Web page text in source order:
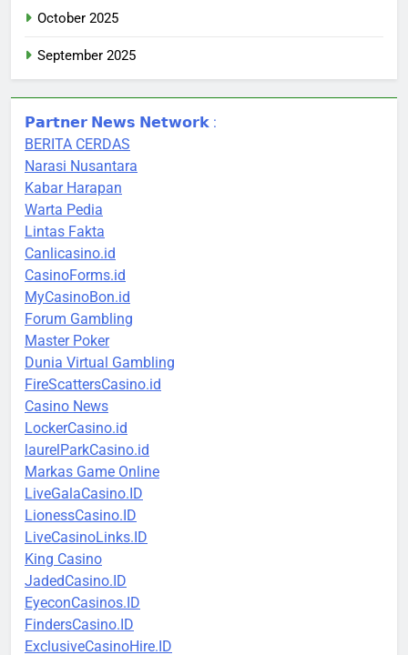
October 2025
September 2025
𝗣𝗮𝗿𝘁𝗻𝗲𝗿 𝗡𝗲𝘄𝘀 𝗡𝗲𝘁𝘄𝗼𝗿𝗸 :
BERITA CERDAS
Narasi Nusantara
Kabar Harapan
Warta Pedia
Lintas Fakta
Canlicasino.id
CasinoForms.id
MyCasinoBon.id
Forum Gambling
Master Poker
Dunia Virtual Gambling
FireScattersCasino.id
Casino News
LockerCasino.id
laurelParkCasino.id
Markas Game Online
LiveGalaCasino.ID
LionessCasino.ID
LiveCasinoLinks.ID
King Casino
JadedCasino.ID
EyeconCasinos.ID
FindersCasino.ID
ExclusiveCasinoHire.ID